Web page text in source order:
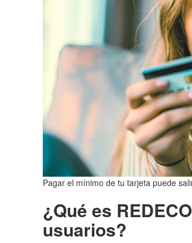
Pagar el mínimo de tu tarjeta puede
¿Qué es
usuarios?